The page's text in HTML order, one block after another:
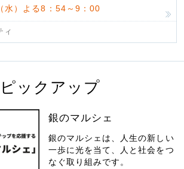
水）よる8：54～9：00
ィ
ピックアップ
銀のマルシェ
銀のマルシェは、人生の新しい
一歩に光を当て、人と社会をつ
なぐ取り組みです。